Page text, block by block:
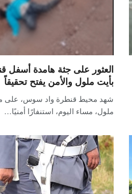
العثور على جثة هامدة
بأيت ملول والأمن يفتح تحقيقاً
شهد محيط قنطرة واد سوس، على
ملول، مساء اليوم، استنفارًا أمنيًا…